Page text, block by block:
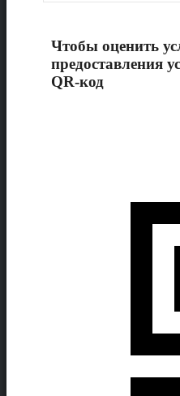
Чтобы оценить
предоставления
QR-код